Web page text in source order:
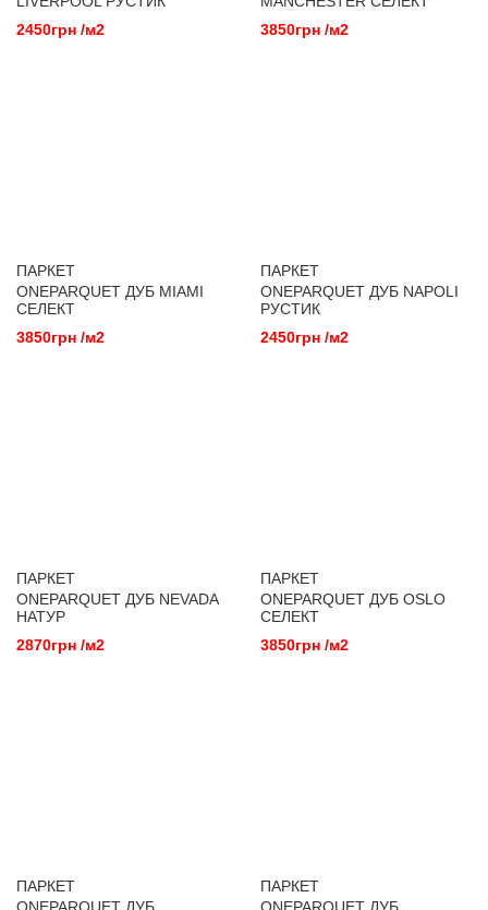
2450грн /м2
3850грн /м2
ПАРКЕТ
ONEPARQUET ДУБ MIAMI
СЕЛЕКТ
3850грн /м2
ПАРКЕТ
ONEPARQUET ДУБ NAPOLI
РУСТИК
2450грн /м2
ПАРКЕТ
ONEPARQUET ДУБ NEVADA
НАТУР
2870грн /м2
ПАРКЕТ
ONEPARQUET ДУБ OSLO
СЕЛЕКТ
3850грн /м2
ПАРКЕТ
ПАРКЕТ